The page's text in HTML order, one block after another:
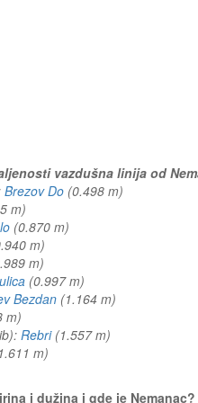
vazdušna linija od
Brezov Do (0.498 m)
m)
(0.870 m)
m)
m)
(0.997 m)
Bezdan (1.164 m)
m)
Rebri(1.557 m)
m)
i dužina i gde je